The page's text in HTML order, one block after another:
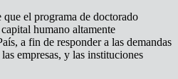
que el programa de doctorado
humano altamente
a fin de responder a las demandas
empresas, y las instituciones